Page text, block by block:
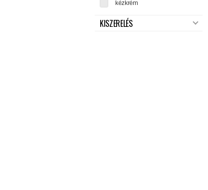
kézkrém
KISZERELÉS